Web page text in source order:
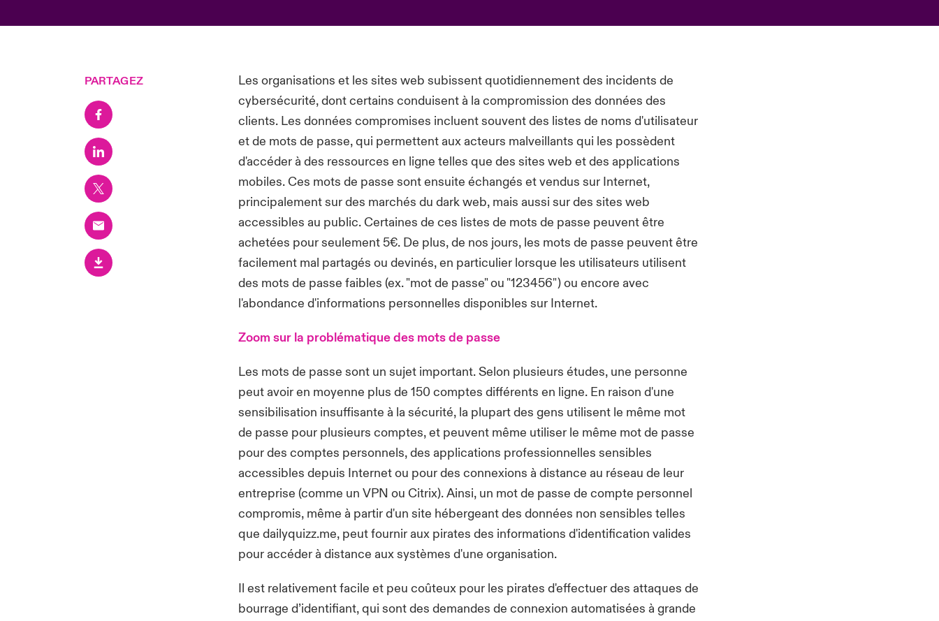
PARTAGEZ
Les organisations et les sites web subissent quotidiennement des incidents de
cybersécurité, dont certains conduisent à la compromission des données des
clients. Les données compromises incluent souvent des listes de noms d'utilisateur
et de mots de passe, qui permettent aux acteurs malveillants qui les possèdent
d'accéder à des ressources en ligne telles que des sites web et des applications
mobiles. Ces mots de passe sont ensuite échangés et vendus sur Internet,
principalement sur des marchés du dark web, mais aussi sur des sites web
accessibles au public. Certaines de ces listes de mots de passe peuvent être
achetées pour seulement 5€. De plus, de nos jours, les mots de passe peuvent être
facilement mal partagés ou devinés, en particulier lorsque les utilisateurs utilisent
des mots de passe faibles (ex. "mot de passe" ou "123456") ou encore avec
l'abondance d'informations personnelles disponibles sur Internet.
Zoom sur la problématique des mots de passe
Les mots de passe sont un sujet important. Selon plusieurs études, une personne
peut avoir en moyenne plus de 150 comptes différents en ligne. En raison d'une
sensibilisation insuffisante à la sécurité, la plupart des gens utilisent le même mot
de passe pour plusieurs comptes, et peuvent même utiliser le même mot de passe
pour des comptes personnels, des applications professionnelles sensibles
accessibles depuis Internet ou pour des connexions à distance au réseau de leur
entreprise (comme un VPN ou Citrix). Ainsi, un mot de passe de compte personnel
compromis, même à partir d'un site hébergeant des données non sensibles telles
que dailyquizz.me, peut fournir aux pirates des informations d'identification valides
pour accéder à distance aux systèmes d'une organisation.
Il est relativement facile et peu coûteux pour les pirates d'effectuer des attaques de
bourrage d’identifiant, qui sont des demandes de connexion automatisées à grande